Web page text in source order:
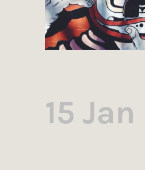
15 Jan